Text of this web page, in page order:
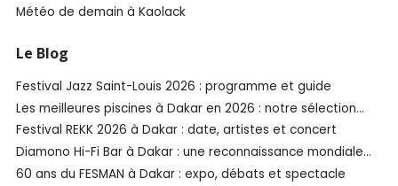
Météo de demain à Kaolack
Le Blog
Festival Jazz Saint-Louis 2026 : programme et guide
Les meilleures piscines à Dakar en 2026 : notre sélection
SénéGuide
Festival REKK 2026 à Dakar : date, artistes et concert
Diamono Hi-Fi Bar à Dakar : une reconnaissance mondiale
aux Spirited Awards®️ 2026
60 ans du FESMAN à Dakar : expo, débats et spectacle